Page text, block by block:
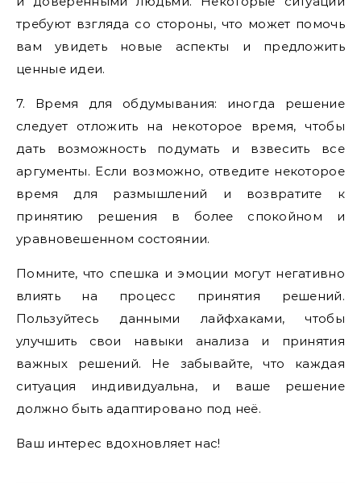
требуют взгляда со стороны, что может помочь
вам увидеть новые аспекты и предложить
ценные идеи.
7. Время для обдумывания: иногда решение
следует отложить на некоторое время, чтобы
дать возможность подумать и взвесить все
аргументы. Если возможно, отведите некоторое
время для размышлений и возвратите к
принятию решения в более спокойном и
уравновешенном состоянии.
Помните, что спешка и эмоции могут негативно
влиять на процесс принятия решений.
Пользуйтесь данными лайфхаками, чтобы
улучшить свои навыки анализа и принятия
важных решений. Не забывайте, что каждая
ситуация индивидуальна, и ваше решение
должно быть адаптировано под неё.
Ваш интерес вдохновляет нас!